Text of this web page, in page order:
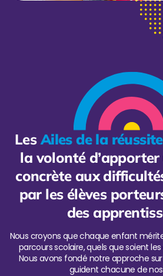
LesAiles de la réussite
la volonté
concrète aux
par les élèves
des
Nous croyons que chaque enfant
parcours scolaire, quels que soient
Nous avons fondé notre approche
guident chacune de